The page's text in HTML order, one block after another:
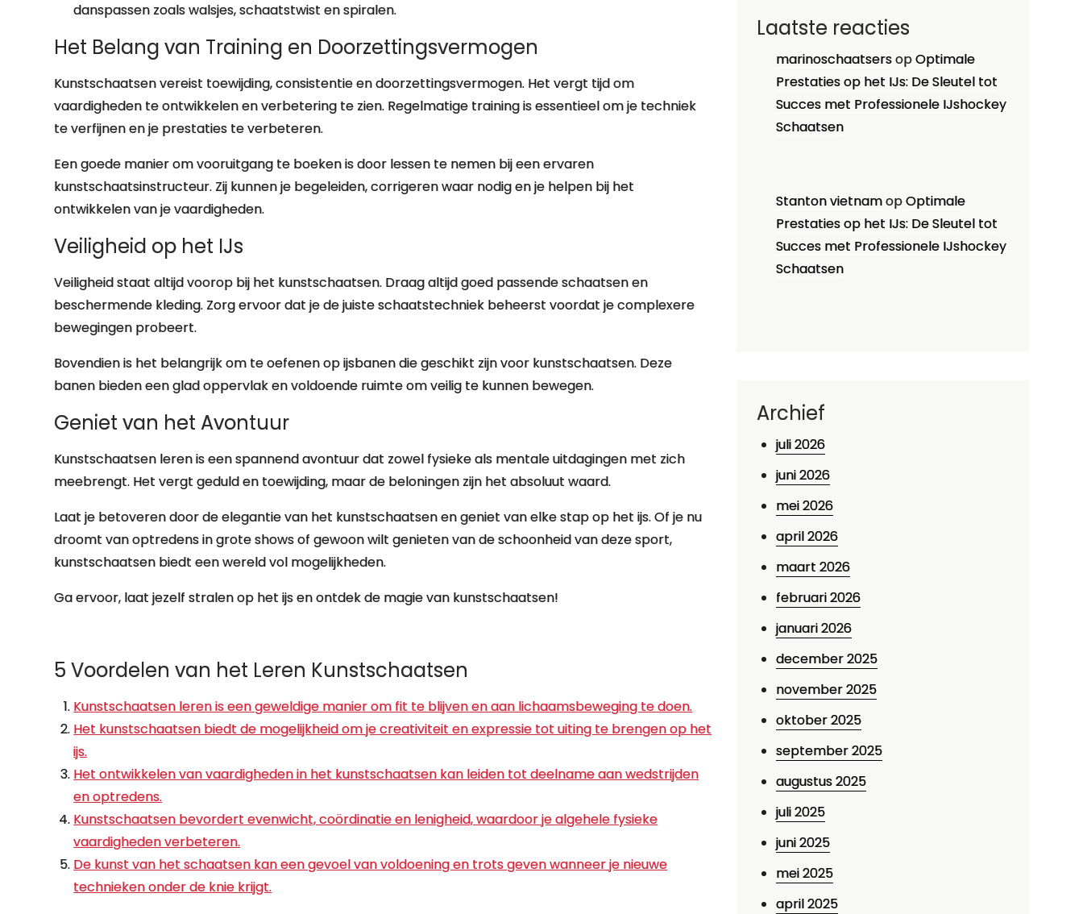
danspassen zoals walsjes, schaatstwist en spiralen.
Het Belang van Training en Doorzettingsvermogen
Kunstschaatsen vereist toewijding, consistentie en doorzettingsvermogen. Het vergt tijd om
vaardigheden te ontwikkelen en verbetering te zien. Regelmatige training is essentieel om je techniek
te verfijnen en je prestaties te verbeteren.
Een goede manier om vooruitgang te boeken is door lessen te nemen bij een ervaren
kunstschaatsinstructeur. Zij kunnen je begeleiden, corrigeren waar nodig en je helpen bij het
ontwikkelen van je vaardigheden.
Veiligheid op het IJs
Veiligheid staat altijd voorop bij het kunstschaatsen. Draag altijd goed passende schaatsen en
beschermende kleding. Zorg ervoor dat je de juiste schaatstechniek beheerst voordat je complexere
bewegingen probeert.
Bovendien is het belangrijk om te oefenen op ijsbanen die geschikt zijn voor kunstschaatsen. Deze
banen bieden een glad oppervlak en voldoende ruimte om veilig te kunnen bewegen.
Geniet van het Avontuur
Kunstschaatsen leren is een spannend avontuur dat zowel fysieke als mentale uitdagingen met zich
meebrengt. Het vergt geduld en toewijding, maar de beloningen zijn het absoluut waard.
Laat je betoveren door de elegantie van het kunstschaatsen en geniet van elke stap op het ijs. Of je nu
droomt van optredens in grote shows of gewoon wilt genieten van de schoonheid van deze sport,
kunstschaatsen biedt een wereld vol mogelijkheden.
Ga ervoor, laat jezelf stralen op het ijs en ontdek de magie van kunstschaatsen!
5 Voordelen van het Leren Kunstschaatsen
Kunstschaatsen leren is een geweldige manier om fit te blijven en aan lichaamsbeweging te doen.
Het kunstschaatsen biedt de mogelijkheid om je creativiteit en expressie tot uiting te brengen op het
ijs.
Het ontwikkelen van vaardigheden in het kunstschaatsen kan leiden tot deelname aan wedstrijden
en optredens.
Kunstschaatsen bevordert evenwicht, coördinatie en lenigheid, waardoor je algehele fysieke
vaardigheden verbeteren.
De kunst van het schaatsen kan een gevoel van voldoening en trots geven wanneer je nieuwe
technieken onder de knie krijgt.
Laatste reacties
marinoschaatsersopOptimale
Prestaties op het IJs: De Sleutel tot
Succes met Professionele IJshockey
Schaatsen
Stanton vietnamopOptimale
Prestaties op het IJs: De Sleutel tot
Succes met Professionele IJshockey
Schaatsen
Archief
juli 2026
juni 2026
mei 2026
april 2026
maart 2026
februari 2026
januari 2026
december 2025
november 2025
oktober 2025
september 2025
augustus 2025
juli 2025
juni 2025
mei 2025
april 2025